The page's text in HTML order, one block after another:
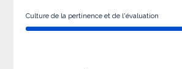
Culture de la pertinence et de l'évaluation